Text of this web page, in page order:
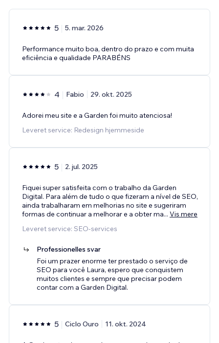
5 5. mar. 2026
Performance muito boa, dentro do prazo e com muita
eficiência e qualidade PARABÉNS
4 Fabio 29. okt. 2025
Adorei meu site e a Garden foi muito atenciosa!
Leveret service: Redesign hjemmeside
5 2. jul. 2025
Fiquei super satisfeita com o trabalho da Garden
Digital. Para além de tudo o que fizeram a nível de SEO,
ainda trabalharam em melhorias no site e sugeriram
formas de continuar a melhorar e a obter ma... Vis mere
Leveret service: SEO-services
Professionelles svar
Foi um prazer enorme ter prestado o serviço de
SEO para você Laura, espero que conquistem
muitos clientes e sempre que precisar podem
contar com a Garden Digital.
5 Ciclo Ouro 11. okt. 2024